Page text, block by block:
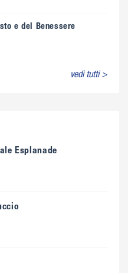
e del Benessere
vedi tutti >
Esplanade